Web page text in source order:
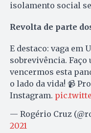
isolamento social
Revolta de parte
E destaco: vaga em
sobrevivência.
vencermos esta
o lado da vida! 📹
Instagram.
— Rogério Cruz
2021